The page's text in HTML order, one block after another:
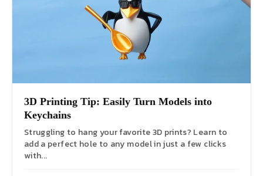
3D Printing Tip: Easily Turn Models into
Keychains
Struggling to hang your favorite 3D prints? Learn to
add a perfect hole to any model in just a few clicks
with...